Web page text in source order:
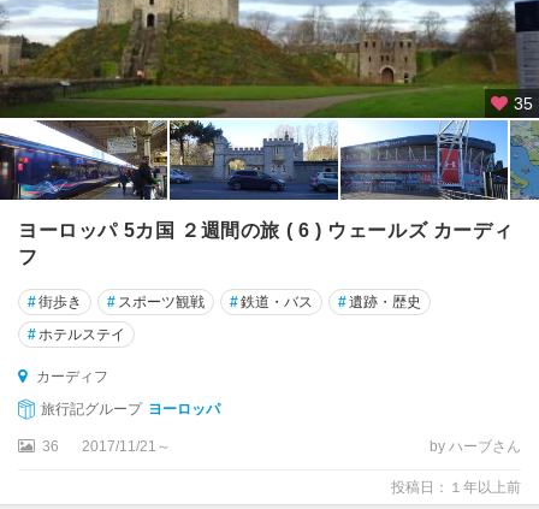
ー
ジ
ー
島
ス
ウ
ォ
ジ
ー
ス
カ
イ
ス
35
ヨーロッパ 5カ国 ２週間の旅 ( 6 ) ウェールズ カーディ
フ
#街歩き # スポーツ観戦 #鉄道・バス #遺跡・歴史
# ホテルステイ
カーディフ
旅行記グループ ヨーロッパ
36 2017/11/21～ by ハーブさん
投稿日：１年以上前